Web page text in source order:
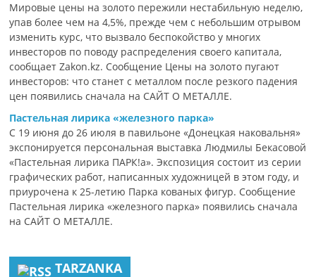
Мировые цены на золото пережили нестабильную неделю,
упав более чем на 4,5%, прежде чем с небольшим отрывом
изменить курс, что вызвало беспокойство у многих
инвесторов по поводу распределения своего капитала,
сообщает Zakon.kz. Сообщение Цены на золото пугают
инвесторов: что станет с металлом после резкого падения
цен появились сначала на САЙТ О МЕТАЛЛЕ.
Пастельная лирика «железного парка»
С 19 июня до 26 июля в павильоне «Донецкая наковальня»
экспонируется персональная выставка Людмилы Бекасовой
«Пастельная лирика ПАРК!а». Экспозиция состоит из серии
графических работ, написанных художницей в этом году, и
приурочена к 25-летию Парка кованых фигур. Сообщение
Пастельная лирика «железного парка» появились сначала
на САЙТ О МЕТАЛЛЕ.
TARZANKA